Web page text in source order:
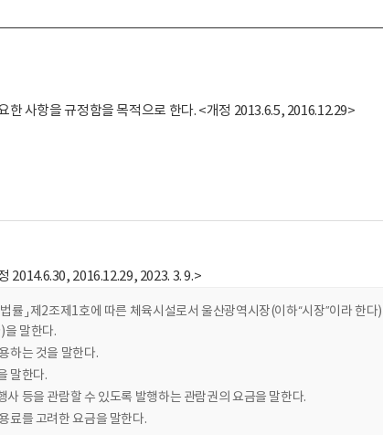
사항을 규정함을 목적으로 한다. <개정 2013.6.5, 2016.12.29>
2014.6.30, 2016.12.29, 2023. 3. 9.>
률」 제2조제1호에 따른 체육시설로서 울산광역시장(이하“시장”이라 한다
말한다.
하는 것을 말한다.
말한다.
등을 관람할 수 있도록 발행하는 관람권의 요금을 말한다.
료를 고려한 요금을 말한다.